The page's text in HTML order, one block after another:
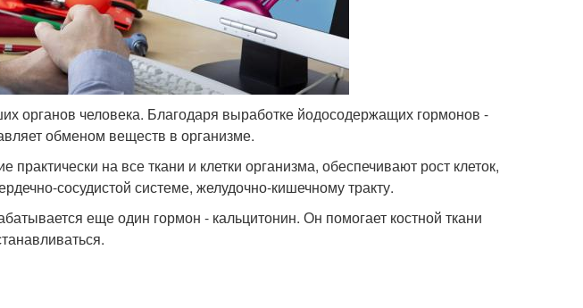
органов человека. Благодаря выработке йодосодержащих гормонов -
обменом веществ в организме.
на все ткани и клетки организма, обеспечивают рост клеток,
сосудистой системе, желудочно-кишечному тракту.
еще один гормон - кальцитонин. Он помогает костной ткани